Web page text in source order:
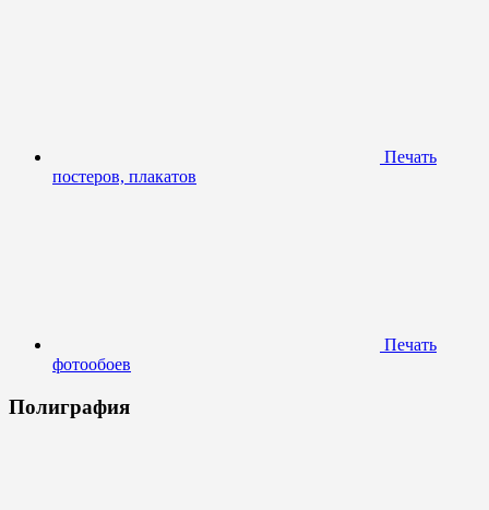
Печать
постеров, плакатов
Печать
фотообоев
Полиграфия